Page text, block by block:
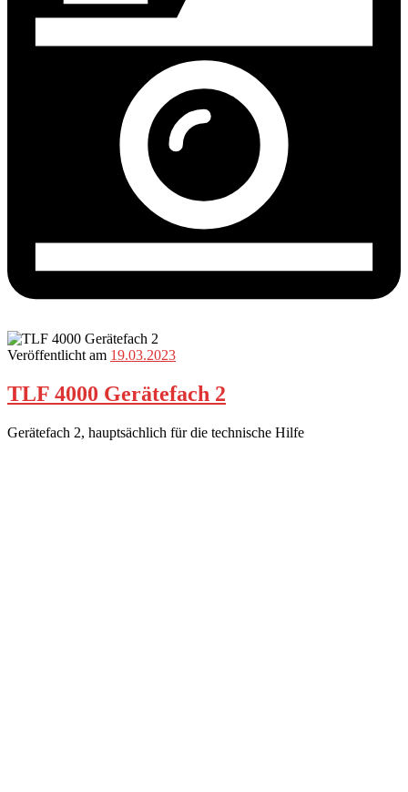
Veröffentlicht am 19.03.2023
TLF 4000 Gerätefach 2
Gerätefach 2, hauptsächlich für die technische Hilfe